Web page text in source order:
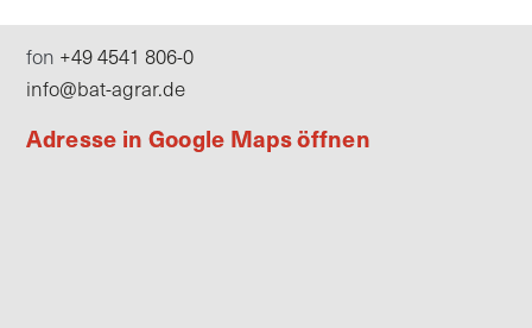
fon +49 4541 806-0
info@bat-agrar.de
Adresse in Google Maps öffnen